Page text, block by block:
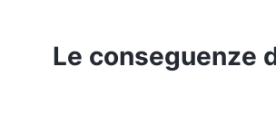
Le conseguenze